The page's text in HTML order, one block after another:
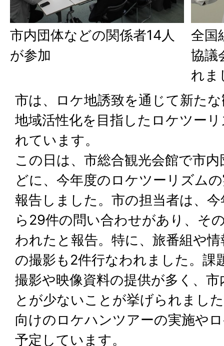
市内団体などの関係者14人
が参加
全国
協議
れま
市は、ロケ地誘致を通じて新た
地域活性化を目指したロケツー
れています。
この日は、市総合観光会館で市
どに、今年度のロケツーリズム
報告しました。市の担当者は、
ら29件の問い合わせがあり、そ
われたと報告。特に、旅番組や
の撮影も2件行なわれました。課
撮影や映像資料の提供が多く、
とが少ないことが挙げられまし
向けのロケハンツアーの実施や
予定しています。